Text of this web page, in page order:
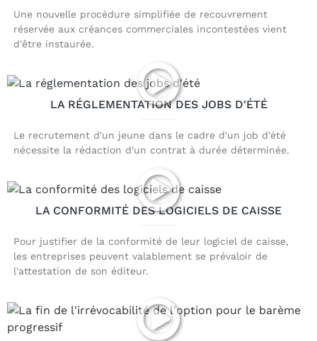
Une nouvelle procédure simplifiée de recouvrement
réservée aux créances commerciales incontestées vient
d'être instaurée.
LA RÉGLEMENTATION DES JOBS D'ÉTÉ
Le recrutement d'un jeune dans le cadre d'un job d'été
nécessite la rédaction d'un contrat à durée déterminée.
LA CONFORMITÉ DES LOGICIELS DE CAISSE
Pour justifier de la conformité de leur logiciel de caisse,
les entreprises peuvent valablement se prévaloir de
l'attestation de son éditeur.